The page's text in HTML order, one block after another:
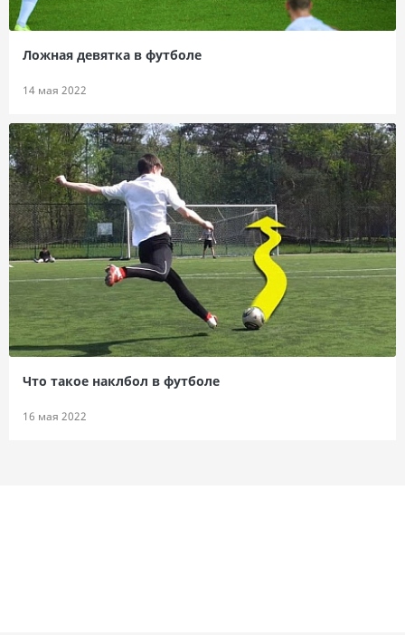
Ложная девятка в футболе
14 мая 2022
Что такое наклбол в футболе
16 мая 2022